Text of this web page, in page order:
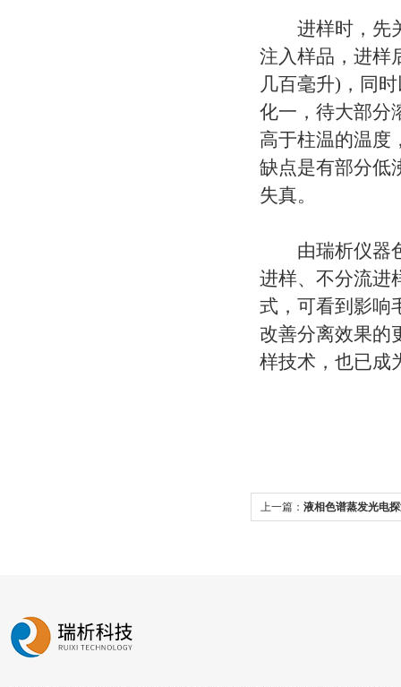
进样时，先关
注入样品，进样
几百毫升)，同
化一，待大部分
高于柱温的温度
缺点是有部分低
失真。
由瑞析仪器色
进样、不分流进
式，可看到影响
改善分离效果的
样技术，也已成
上一篇： 液相色谱蒸发光电